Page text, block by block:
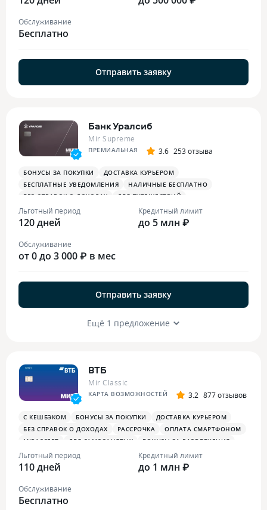
Обслуживание
Бесплатно
Отправить заявку
Банк Уралсиб
Mir Supreme
ПРЕМИАЛЬНАЯ 3.6 253 отзыва
БОНУСЫ ЗА ПОКУПКИ
ДОСТАВКА КУРЬЕРОМ
БЕСПЛАТНЫЕ УВЕДОМЛЕНИЯ
НАЛИЧНЫЕ БЕСПЛАТНО
БЕЗ СПРАВОК О ДОХОДАХ
ДЛЯ ПУТЕШЕСТВИЙ
ОПЛАТА СМАРТФОНОМ
MIRACCEPT
БИЗНЕС-ЗАЛЫ
БЕСПЛАТНАЯ ТУРИСТИЧЕСКАЯ СТРАХОВКА
Льготный период
120 дней
Кредитный лимит
до 5 млн ₽
Обслуживание
от 0 до 3 000 ₽ в мес
Отправить заявку
Ещё 1 предложение
ВТБ
Mir Classic
КАРТА ВОЗМОЖНОСТЕЙ 3.2 877 отзывов
С КЕШБЭКОМ БОНУСЫ ЗА ПОКУПКИ
ДОСТАВКА КУРЬЕРОМ
БЕЗ СПРАВОК О ДОХОДАХ
РАССРОЧКА
ОПЛАТА СМАРТФОНОМ
MIRACCEPT
ДЛЯ САМОЗАНЯТЫХ
БОНУСЫ ЗА РАЗВЛЕЧЕНИЯ
ПЛАТЕЖНЫЙ СТИКЕР
Льготный период
110 дней
Кредитный лимит
до 1 млн ₽
Обслуживание
Бесплатно